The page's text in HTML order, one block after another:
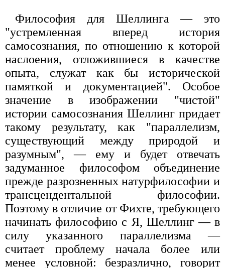
Философия для Шеллинга — это
"устремленная вперед история
самосознания, по отношению к которой
наслоения, отложившиеся в качестве
опыта, служат как бы исторической
памяткой и документацией". Особое
значение в изображении "чистой"
истории самосознания Шеллинг придает
такому результату, как "параллелизм,
существующий между природой и
разумным", — ему и будет отвечать
задуманное философом объединение
прежде разрозненных натурфилософии и
трансцендентальной философии.
Поэтому в отличие от Фихте, требующего
начинать философию с Я, Шеллинг — в
силу указанного параллелизма —
считает проблему начала более или
менее условной: безразлично, говорит